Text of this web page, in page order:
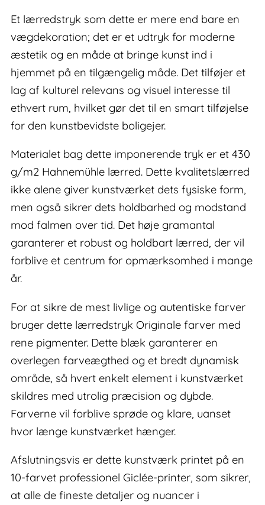
Et lærredstryk som dette er mere end bare en
vægdekoration; det er et udtryk for moderne
æstetik og en måde at bringe kunst ind i
hjemmet på en tilgængelig måde. Det tilføjer et
lag af kulturel relevans og visuel interesse til
ethvert rum, hvilket gør det til en smart tilføjelse
for den kunstbevidste boligejer.
Materialet bag dette imponerende tryk er et 430
g/m2 Hahnemühle lærred. Dette kvalitetslærred
ikke alene giver kunstværket dets fysiske form,
men også sikrer dets holdbarhed og modstand
mod falmen over tid. Det høje gramantal
garanterer et robust og holdbart lærred, der vil
forblive et centrum for opmærksomhed i mange
år.
For at sikre de mest livlige og autentiske farver
bruger dette lærredstryk Originale farver med
rene pigmenter. Dette blæk garanterer en
overlegen farveægthed og et bredt dynamisk
område, så hvert enkelt element i kunstværket
skildres med utrolig præcision og dybde.
Farverne vil forblive sprøde og klare, uanset
hvor længe kunstværket hænger.
Afslutningsvis er dette kunstværk printet på en
10-farvet professionel Giclée-printer, som sikrer,
at alle de fineste detaljer og nuancer i